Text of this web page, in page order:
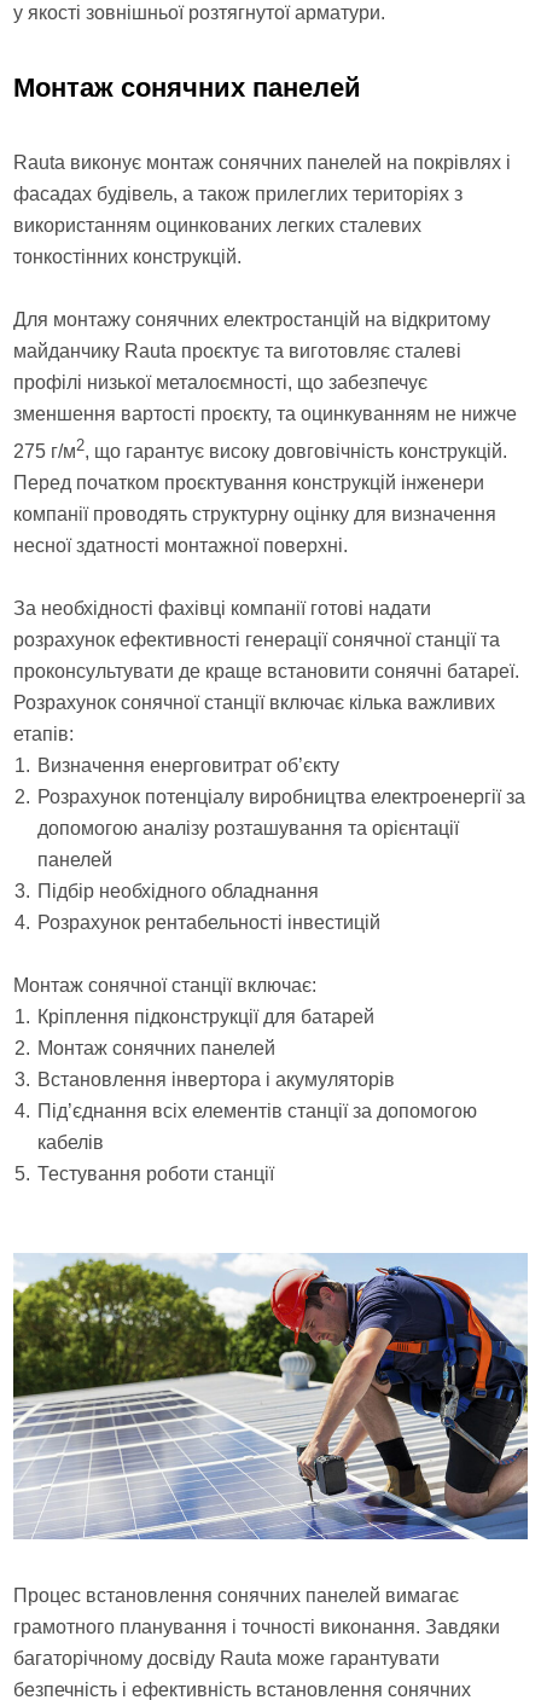
у якості зовнішньої розтягнутої арматури.
Монтаж сонячних панелей
Rauta виконує монтаж сонячних панелей на покрівлях і
фасадах будівель, а також прилеглих територіях з
використанням оцинкованих легких сталевих
тонкостінних конструкцій.
Для монтажу сонячних електростанцій на відкритому
майданчику Rauta проєктує та виготовляє сталеві
профілі низької металоємності, що забезпечує
зменшення вартості проєкту, та оцинкуванням не нижче
275 г/м2, що гарантує високу довговічність конструкцій.
Перед початком проєктування конструкцій інженери
компанії проводять структурну оцінку для визначення
несної здатності монтажної поверхні.
За необхідності фахівці компанії готові надати
розрахунок ефективності генерації сонячної станції та
проконсультувати де краще встановити сонячні батареї.
Розрахунок сонячної станції включає кілька важливих
етапів:
Визначення енерговитрат об’єкту
Розрахунок потенціалу виробництва електроенергії за
допомогою аналізу розташування та орієнтації
панелей
Підбір необхідного обладнання
Розрахунок рентабельності інвестицій
Монтаж сонячної станції включає:
Кріплення підконструкції для батарей
Монтаж сонячних панелей
Встановлення інвертора і акумуляторів
Під’єднання всіх елементів станції за допомогою
кабелів
Тестування роботи станції
Процес встановлення сонячних панелей вимагає
грамотного планування і точності виконання. Завдяки
багаторічному досвіду Rauta може гарантувати
безпечність і ефективність встановлення сонячних